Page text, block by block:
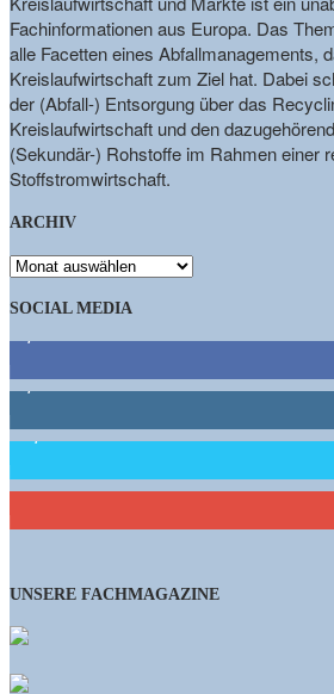
Fachinformationen aus Europa. Das
alle Facetten eines Abfallmanagements,
Kreislaufwirtschaft zum Ziel hat. Dabei
der (Abfall-) Entsorgung über das
Kreislaufwirtschaft und den
(Sekundär-) Rohstoffe im Rahmen einer
Stoffstromwirtschaft.
ARCHIV
ARCHIV
SOCIAL MEDIA
1,662 Follower
15,658 Follower
461 Abonnenten
UNSERE FACHMAGAZINE